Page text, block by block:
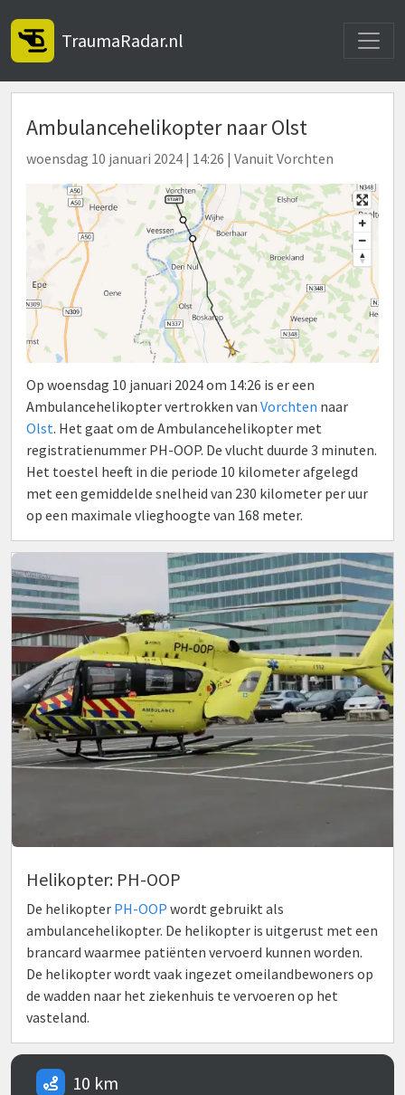
TraumaRadar.nl
Ambulancehelikopter naar Olst
woensdag 10 januari 2024 | 14:26 | Vanuit Vorchten
Op woensdag 10 januari 2024 om 14:26 is er een
Ambulancehelikopter vertrokken van Vorchten naar
Olst. Het gaat om de Ambulancehelikopter met
registratienummer PH-OOP. De vlucht duurde 3 minuten.
Het toestel heeft in die periode 10 kilometer afgelegd
met een gemiddelde snelheid van 230 kilometer per uur
op een maximale vlieghoogte van 168 meter.
Helikopter: PH-OOP
De helikopter PH-OOP wordt gebruikt als
ambulancehelikopter. De helikopter is uitgerust met een
brancard waarmee patiënten vervoerd kunnen worden.
De helikopter wordt vaak ingezet omeilandbewoners op
de wadden naar het ziekenhuis te vervoeren op het
vasteland.
10 km